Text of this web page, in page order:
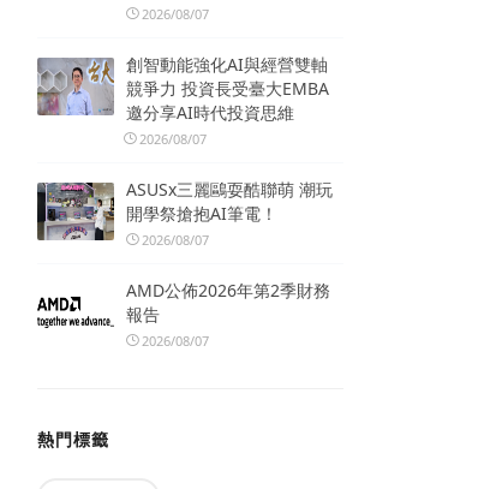
2026/08/07
創智動能強化AI與經營雙軸
競爭力 投資長受臺大EMBA
邀分享AI時代投資思維
2026/08/07
ASUSx三麗鷗耍酷聯萌 潮玩
開學祭搶抱AI筆電！
2026/08/07
AMD公佈2026年第2季財務
報告
2026/08/07
熱門標籤